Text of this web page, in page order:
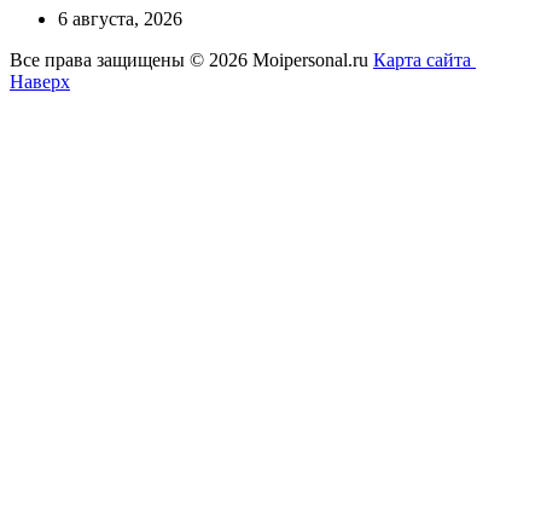
6 августа, 2026
Все права защищены © 2026 Moipersonal.ru Карта сайта
Наверх